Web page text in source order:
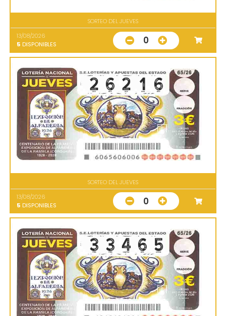
SORTEO DEL JUEVES
13/08/2026
5 DISPONIBLES 0
SORTEO DEL JUEVES
13/08/2026
5 DISPONIBLES 0